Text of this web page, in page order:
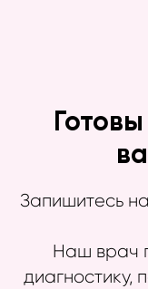
Запишитесь
Наш врач
диагностику,